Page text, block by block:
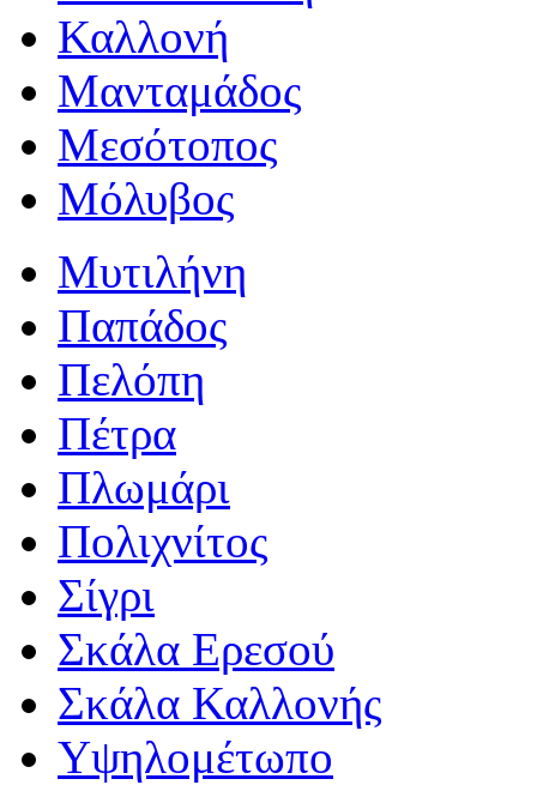
Καλλονή
Μανταμάδος
Μεσότοπος
Μόλυβος
Μυτιλήνη
Παπάδος
Πελόπη
Πέτρα
Πλωμάρι
Πολιχνίτος
Σίγρι
Σκάλα Ερεσού
Σκάλα Καλλονής
Υψηλομέτωπο